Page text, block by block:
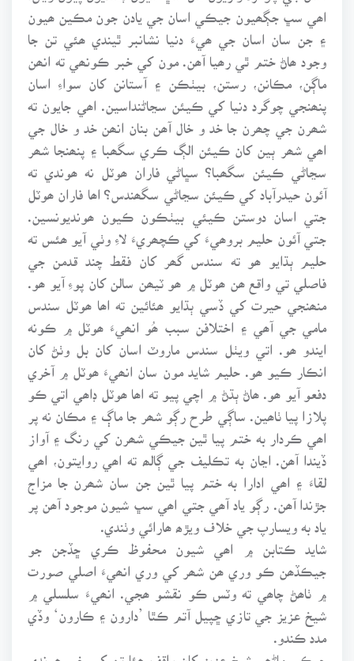
اھي سڀ جڳھيون جيڪي اسان جي يادن جون مڪين ھيون
۽ جن سان اسان جي ھيءَ دنيا نشانبر ٿيندي ھئي تن جا
وجود ھاڻ ختم ٿي رھيا آھن. مون کي خبر ڪونھي ته انھن
ماڳن، مڪانن، رستن، بيٺڪن ۽ آستانن کان سواءِ اسان
پنھنجي چوگرد دنيا کي ڪيئن سڃاڻنداسين. اھي جايون ته
شھرن جي چھرن جا خد و خال آھن بنان انھن خد و خال جي
اھي شھر ٻين کان ڪيئن الڳ ڪري سگھبا ۽ پنھنجا شھر
سڃاڻي ڪيئن سگھبا؟ سڀاڻي فاران ھوٽل نه ھوندي ته
آئون حيدرآباد کي ڪيئن سڃاڻي سگھندس؟ اھا فاران ھوٽل
جتي اسان دوستن ڪيئي بيٺڪون ڪيون ھونديونسين.
جتي آئون حليم بروھيءَ کي ڪچھريءَ لاءِ وٺي آيو ھئس ته
حليم ٻڌايو ھو ته سندس گھر کان فقط چند قدمن جي
فاصلي تي واقع ھن ھوٽل ۾ ھو ٽيھن سالن کان پوءِ آيو ھو.
منھنجي حيرت کي ڏسي ٻڌايو ھئائين ته اھا ھوٽل سندس
مامي جي آھي ۽ اختلافن سبب ھُو انھيءَ ھوٽل ۾ ڪونه
ايندو ھو. اتي ويٺل سندس ماروٽ اسان کان بل وٺڻ کان
انڪار ڪيو ھو. حليم شايد مون سان انھيءَ ھوٽل ۾ آخري
دفعو آيو ھو. ھاڻ ٻڌڻ ۾ اچي پيو ته اھا ھوٽل ڊاھي اتي ڪو
پلازا پيا ٺاھين. ساڳي طرح رڳو شھر جا ماڳ ۽ مڪان نه پر
اھي ڪردار به ختم پيا ٿين جيڪي شھرن کي رنگ ۽ آواز
ڏيندا آھن. اڃان به تڪليف جي ڳالھ ته اھي روايتون، اھي
لقاءَ ۽ اھي ادارا به ختم پيا ٿين جن سان شھرن جا مزاج
جڙندا آھن. رڳو ياد آھي جتي اھي سڀ شيون موجود آھن پر
ياد به ويسارپ جي خلاف ويڙھ ھارائي وٺندي.
شايد ڪتابن ۾ اھي شيون محفوظ ڪري ڇڏجن جو
جيڪڏھن ڪو وري ھن شھر کي وري انھيءَ اصلي صورت
۾ ٺاھڻ چاھي ته وٽس ڪو نقشو ھجي. انھيءَ سلسلي ۾
شيخ عزيز جي تازي ڇپيل آتم ڪٿا ’دارون ۽ ڪارون‘ وڏي
جيڪي ماڻھو شيخ عزيز کان واقف ھئا تن کي خبر ھوندي